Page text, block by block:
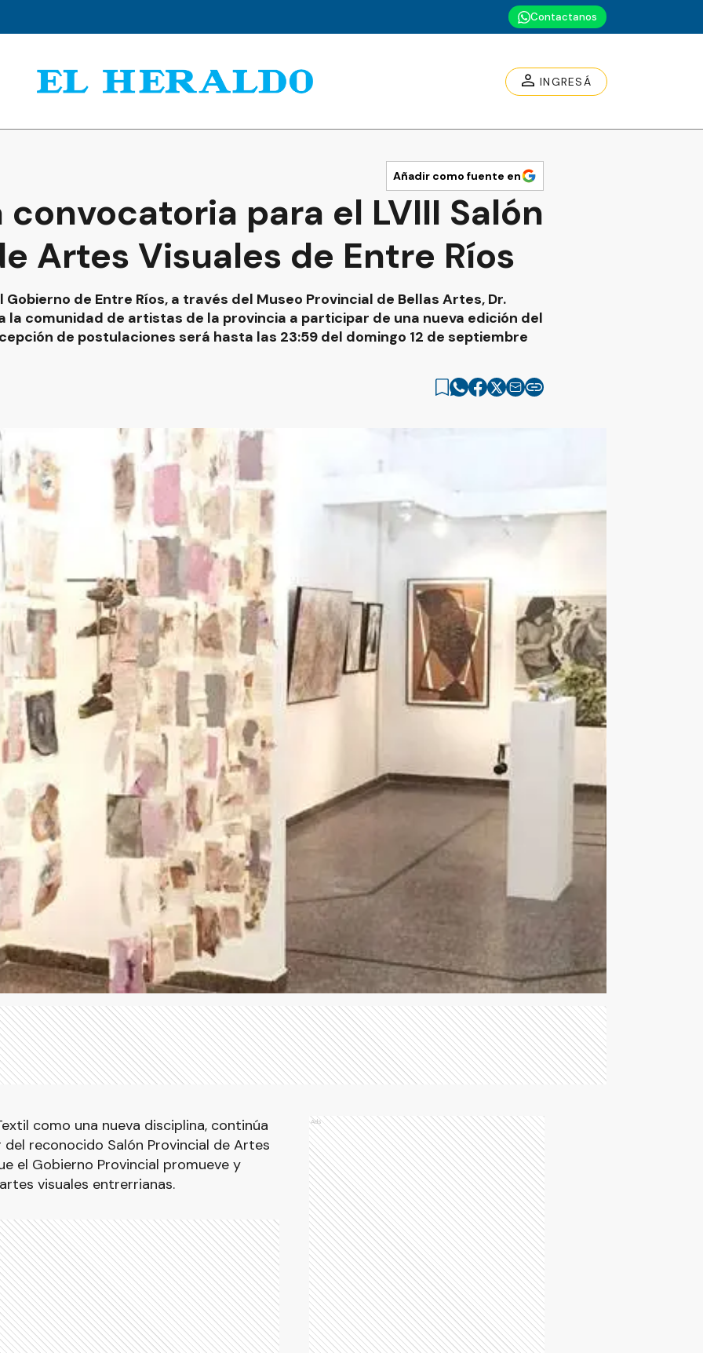
Contactanos
INGRESÁ
Añadir como fuente en
para el LVIII Salón
Artes Visuales de Entre Ríos
de Entre Ríos, a través del Museo Provincial de Bellas Artes, Dr.
la comunidad de artistas de la provincia a participar de una nueva edición del
de postulaciones será hasta las 23:59 del domingo 12 de septiembre
como una nueva disciplina, continúa
reconocido Salón Provincial de Artes
el Gobierno Provincial promueve y
visuales entrerrianas.
Ads